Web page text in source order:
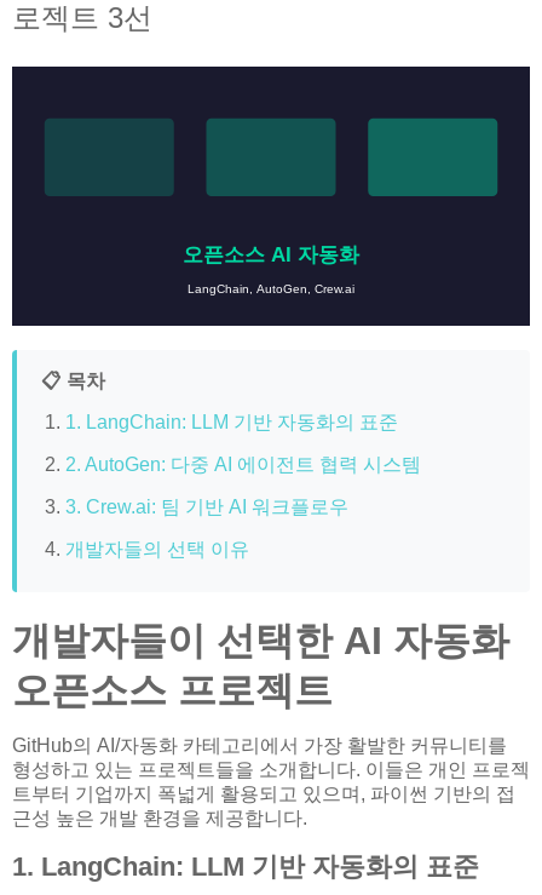
로젝트 3선
오픈소스 AI 자동화
LangChain, AutoGen, Crew.ai
📋 목차
1. LangChain: LLM 기반 자동화의 표준
2. AutoGen: 다중 AI 에이전트 협력 시스템
3. Crew.ai: 팀 기반 AI 워크플로우
개발자들의 선택 이유
개발자들이 선택한 AI 자동화
오픈소스 프로젝트
GitHub의 AI/자동화 카테고리에서 가장 활발한 커뮤니티를
형성하고 있는 프로젝트들을 소개합니다. 이들은 개인 프로젝
트부터 기업까지 폭넓게 활용되고 있으며, 파이썬 기반의 접
근성 높은 개발 환경을 제공합니다.
1. LangChain: LLM 기반 자동화의 표준